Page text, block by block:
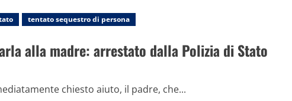
tentato sequestro di persona
alla madre: arrestato dalla Polizia di Stato
chiesto aiuto, il padre, che...